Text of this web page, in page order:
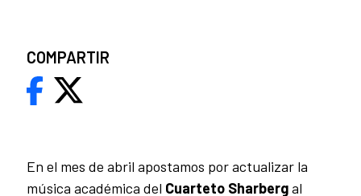
En el mes de abril apostamos por actualizar la
música académica del Cuarteto Sharbergal
COMPARTIR